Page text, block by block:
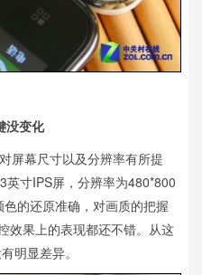
没变化
屏幕尺寸以及分辨率有所提
寸IPS屏，分辨率为480*800
的还原准确，对画质的把握
效果上的表现都还不错。从这
明显差异。